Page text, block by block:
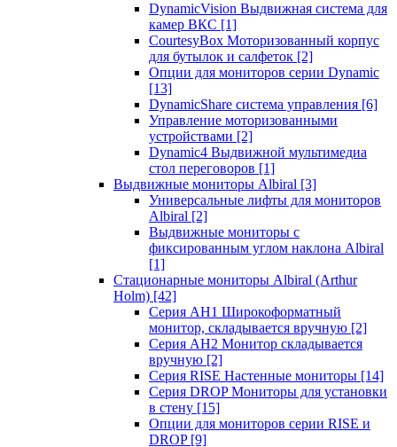
DynamicVision Выдвижная система для
камер ВКС [1]
CourtesyBox Моторизованный корпус
для бутылок и салфеток [2]
Опции для мониторов серии Dynamic
[13]
DynamicShare система управления [6]
Управление моторизованными
устройствами [2]
Dynamic4 Выдвижной мультимедиа
стол переговоров [1]
Выдвижные мониторы Albiral [3]
Универсальные лифты для мониторов
Albiral [2]
Выдвижные мониторы с
фиксированным углом наклона Albiral
[1]
Стационарные мониторы Albiral (Arthur
Holm) [42]
Серия AH1 Широкоформатный
монитор, складывается вручную [2]
Серия AH2 Монитор складывается
вручную [2]
Серия RISE Настенные мониторы [14]
Серия DROP Мониторы для установки
в стену [15]
Опции для мониторов серии RISE и
DROP [9]